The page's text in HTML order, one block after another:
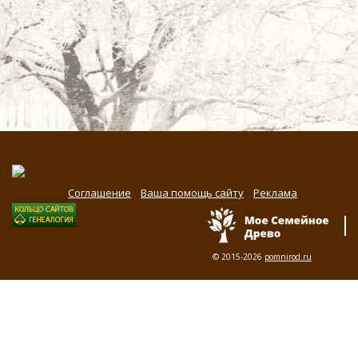
Соглашение Ваша помощь сайту Реклама
© 2015-2026 pomnirod.ru